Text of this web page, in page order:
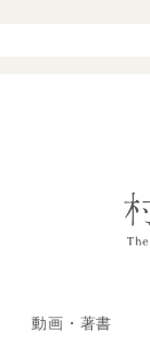
動画・著書